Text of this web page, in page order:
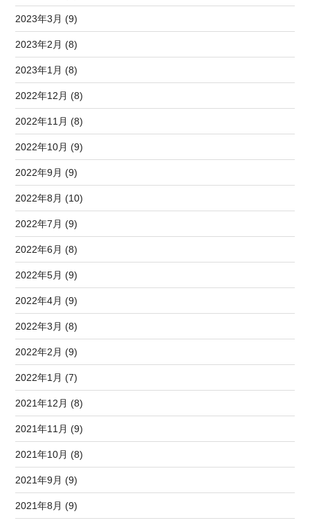
2023年3月 (9)
2023年2月 (8)
2023年1月 (8)
2022年12月 (8)
2022年11月 (8)
2022年10月 (9)
2022年9月 (9)
2022年8月 (10)
2022年7月 (9)
2022年6月 (8)
2022年5月 (9)
2022年4月 (9)
2022年3月 (8)
2022年2月 (9)
2022年1月 (7)
2021年12月 (8)
2021年11月 (9)
2021年10月 (8)
2021年9月 (9)
2021年8月 (9)